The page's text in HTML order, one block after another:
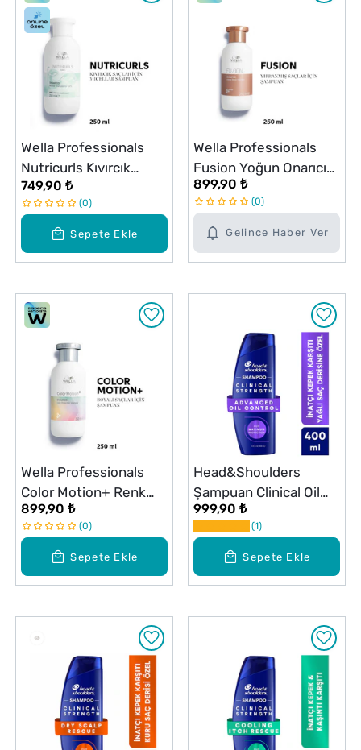
Sepete Ekle
Wella Professionals
Nutricurls Kıvırcık
Saçlar İçin Micellar
Şampuan 250 ml
749,90 ₺
0
Gelince Haber Ver
Wella Professionals
Fusion Yoğun Onarıcı
Şampuan 250 ml
899,90 ₺
0
Sepete Ekle
Wella Professionals
Color Motion+ Renk
Koruyucu Şampuan
250 ml
899,90 ₺
0
Sepete Ekle
Head&Shoulders
Şampuan Clinical Oil
Control 400 ml
999,90 ₺
1